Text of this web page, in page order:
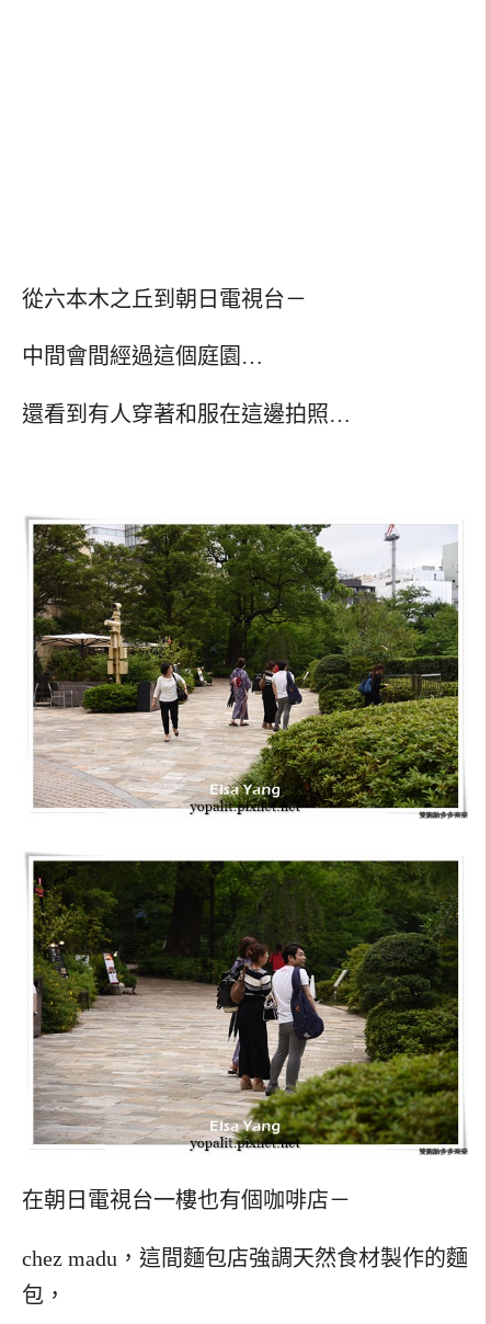
從六本木之丘到朝日電視台－
中間會間經過這個庭園…
還看到有人穿著和服在這邊拍照…
在朝日電視台一樓也有個咖啡店－
chez madu，這間麵包店強調天然食材製作的麵
包，